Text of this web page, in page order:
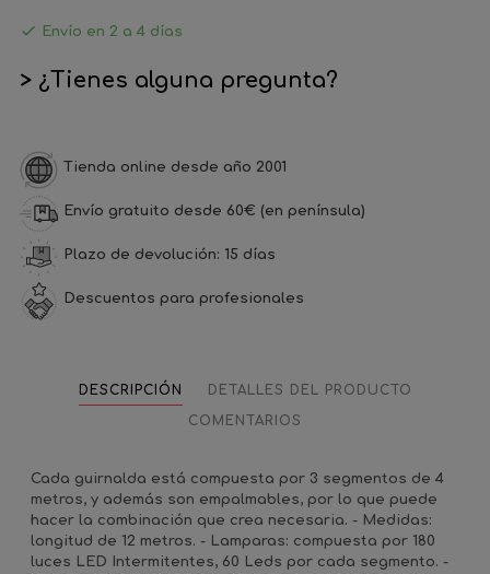
 Envío en 2 a 4 días
> ¿Tienes alguna pregunta?
Tienda online desde año 2001
Envío gratuito desde 60€ (en península)
Plazo de devolución: 15 días
Descuentos para profesionales
DESCRIPCIÓN
DETALLES DEL PRODUCTO
COMENTARIOS
Cada guirnalda está compuesta por 3 segmentos de 4
metros, y además son empalmables, por lo que puede
hacer la combinación que crea necesaria. - Medidas:
longitud de 12 metros. - Lamparas: compuesta por 180
luces LED Intermitentes, 60 Leds por cada segmento. -